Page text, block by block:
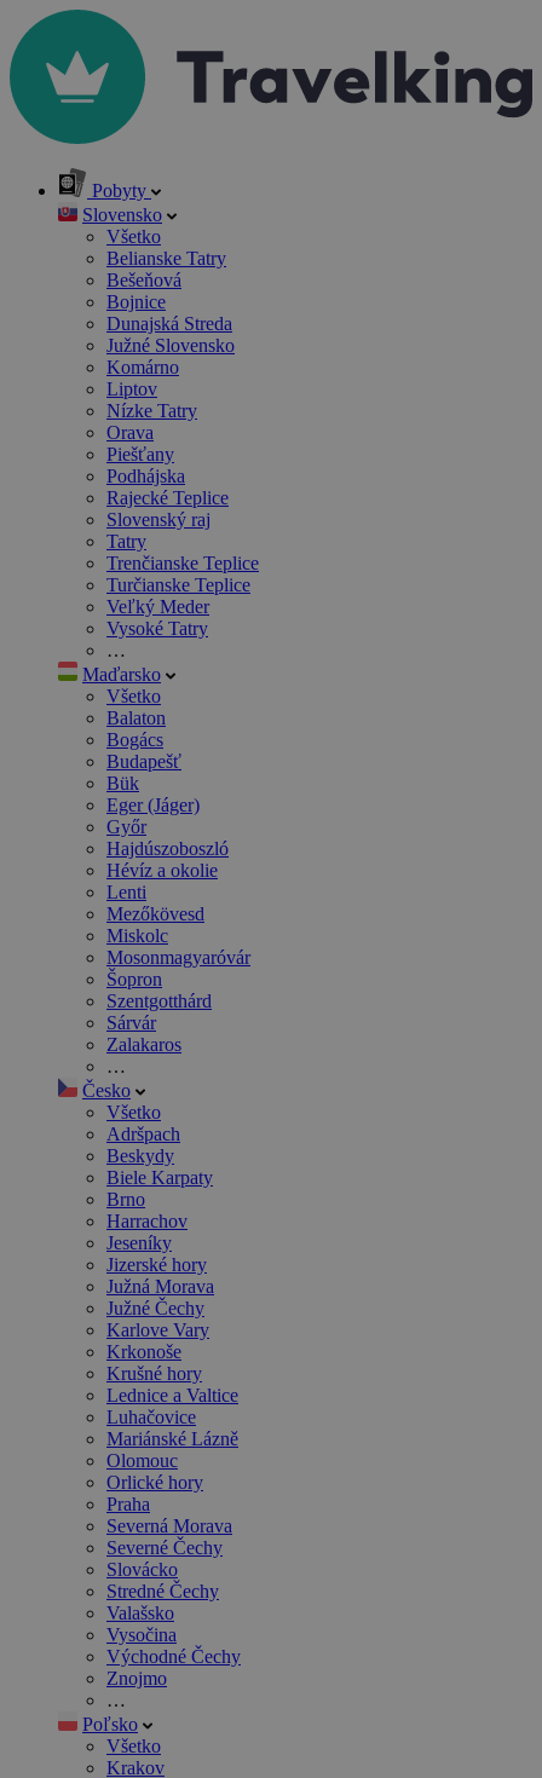
Pobyty
Slovensko
Všetko
Belianske Tatry
Bešeňová
Bojnice
Dunajská Streda
Južné Slovensko
Komárno
Liptov
Nízke Tatry
Orava
Piešťany
Podhájska
Rajecké Teplice
Slovenský raj
Tatry
Trenčianske Teplice
Turčianske Teplice
Veľký Meder
Vysoké Tatry
…
Maďarsko
Všetko
Balaton
Bogács
Budapešť
Bük
Eger (Jáger)
Győr
Hajdúszoboszló
Hévíz a okolie
Lenti
Mezőkövesd
Miskolc
Mosonmagyaróvár
Šopron
Szentgotthárd
Sárvár
Zalakaros
…
Česko
Všetko
Adršpach
Beskydy
Biele Karpaty
Brno
Harrachov
Jeseníky
Jizerské hory
Južná Morava
Južné Čechy
Karlove Vary
Krkonoše
Krušné hory
Lednice a Valtice
Luhačovice
Mariánské Lázně
Olomouc
Orlické hory
Praha
Severná Morava
Severné Čechy
Slovácko
Stredné Čechy
Valašsko
Vysočina
Východné Čechy
Znojmo
…
Poľsko
Všetko
Krakov